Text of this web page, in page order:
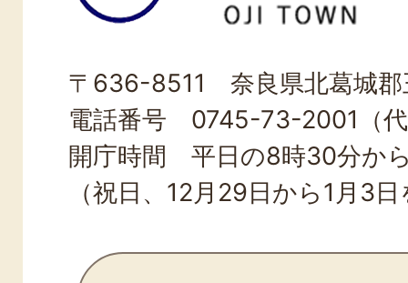
町
TOWN
〒636-8511 奈良県北葛城郡
電話番号 0745-73-2001（
開庁時間 平日の8時30分か
（祝日、12月29日から1月3